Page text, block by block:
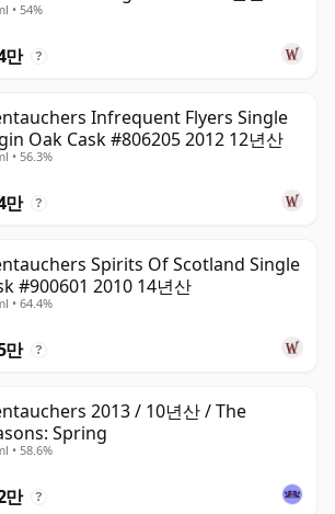
• 54%
만 ?
Infrequent Flyers Single
Oak Cask #806205 2012 12년산
• 56.3%
만 ?
Spirits Of Scotland Single
#900601 2010 14년산
• 64.4%
만 ?
2013 / 10년산 / The
Spring
• 58.6%
만 ?